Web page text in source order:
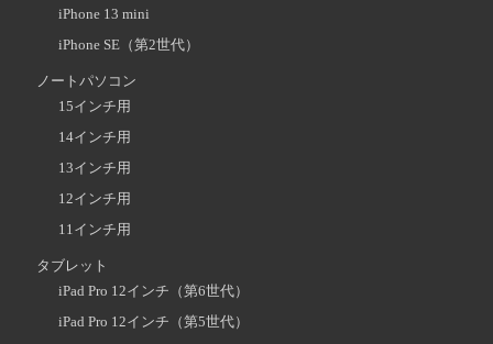
iPhone 13 mini
iPhone SE（第2世代）
ノートパソコン
15インチ用
14インチ用
13インチ用
12インチ用
11インチ用
タブレット
iPad Pro 12インチ（第6世代）
iPad Pro 12インチ（第5世代）